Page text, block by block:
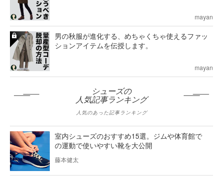
mayan
男の秋服が進化する、めちゃくちゃ使えるファッ
ションアイテムを伝授します。
mayan
シューズの
人気記事ランキング
人気のあった記事ランキング
室内シューズのおすすめ15選。ジムや体育館で
の運動で使いやすい靴を大公開
藤本健太